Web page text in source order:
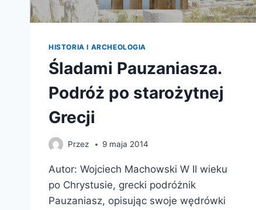
HISTORIA I ARCHEOLOGIA
Śladami Pauzaniasza.
Podróż po starożytnej
Grecji
Przez 9 maja 2014
Autor: Wojciech Machowski W II wieku
po Chrystusie, grecki podróżnik
Pauzaniasz, opisując swoje wędrówki